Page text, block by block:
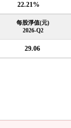
22.21%
每股淨值(元)
2026-Q2
29.06